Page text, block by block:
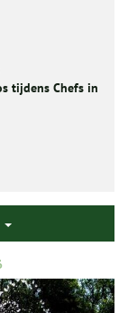
tijdens Chefs in